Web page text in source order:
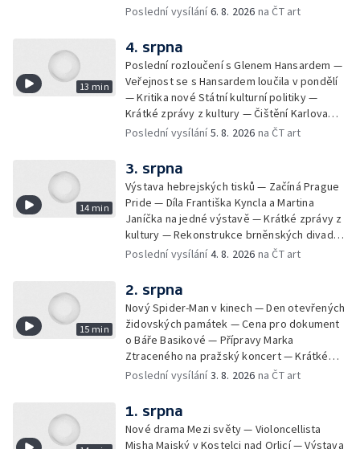
Milana Knížáka — Trailer na film Osamělý vlk
Poslední vysílání6. 8. 2026 na ČT art
13 min
4. srpna
Poslední rozloučení s Glenem Hansardem —
Veřejnost se s Hansardem loučila v pondělí
— Kritika nové Státní kulturní politiky —
Krátké zprávy z kultury — Čištění Karlova
mostu — Archeologický výzkum na
neslyšící
Poslední vysílání5. 8. 2026 na ČT art
14 min
3. srpna
Výstava hebrejských tisků — Začíná Prague
Pride — Díla Františka Kyncla a Martina
Janíčka na jedné výstavě — Krátké zprávy z
kultury — Rekonstrukce brněnských divadel
— Budoucnost Knihovny Václava Havla —
Kulturní tipy
Poslední vysílání4. 8. 2026 na ČT art
15 min
2. srpna
Nový Spider-Man v kinech — Den otevřených
židovských památek — Cena pro dokument
o Báře Basikové — Přípravy Marka
Ztraceného na pražský koncert — Krátké
zprávy z kultury — Nález historických
Poslední vysílání3. 8. 2026 na ČT art
1. srpna
Nové drama Mezi světy — Violoncellista
Misha Maiský v Kostelci nad Orlicí — Výstava